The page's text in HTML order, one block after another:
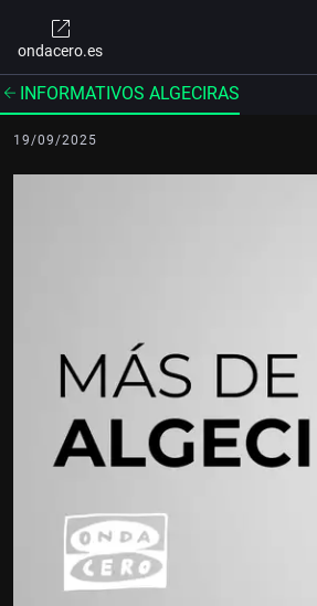
ondacero.es
INFORMATIVOS ALGECIRAS
19/09/2025